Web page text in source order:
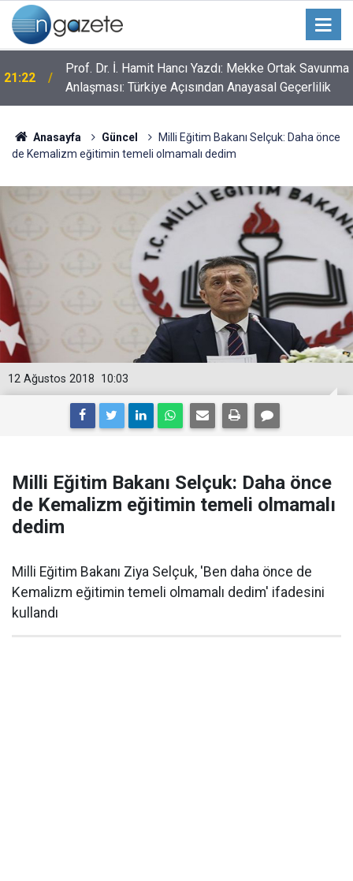
21:22
Prof. Dr. İ. Hamit Hancı Yazdı: Mekke Ortak Savunma
Anlaşması: Türkiye Açısından Anayasal Geçerlilik
Anasayfa Güncel
Milli Eğitim Bakanı Selçuk: Daha önce
de Kemalizm eğitimin temeli olmamalı dedim
10:03
12 Ağustos 2018
Milli Eğitim Bakanı Selçuk: Daha önce
de Kemalizm eğitimin temeli olmamalı
dedim
Milli Eğitim Bakanı Ziya Selçuk, 'Ben daha önce de
Kemalizm eğitimin temeli olmamalı dedim' ifadesini
kullandı